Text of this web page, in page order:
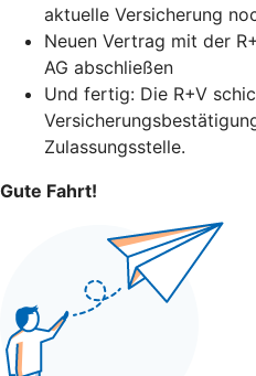
aktuelle Versicherung
Neuen Vertrag mit der
AG abschließen
Und fertig: Die R+V
Zulassungsstelle.
Gute Fahrt!